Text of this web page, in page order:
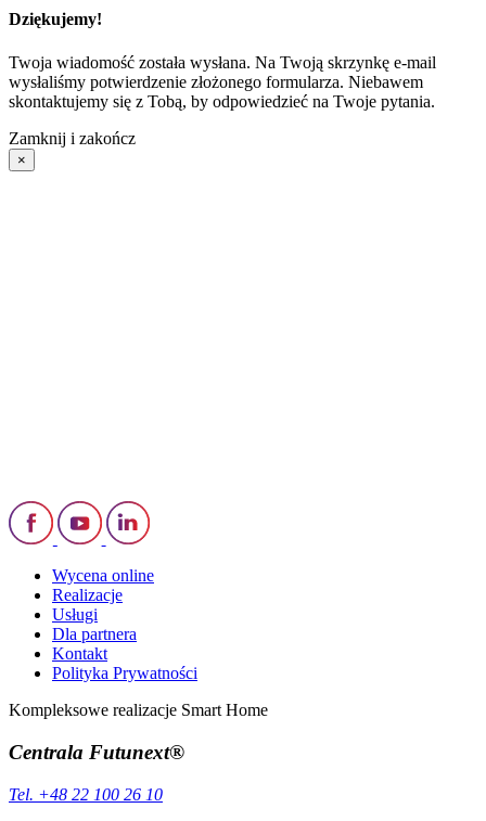
Dziękujemy!
Twoja wiadomość została wysłana. Na Twoją skrzynkę e-mail
wysłaliśmy potwierdzenie złożonego formularza. Niebawem
skontaktujemy się z Tobą, by odpowiedzieć na Twoje pytania.
Zamknij i zakończ
×
Wycena online
Realizacje
Usługi
Dla partnera
Kontakt
Polityka Prywatności
Kompleksowe realizacje Smart Home
Centrala Futunext®
Tel. +48 22 100 26 10